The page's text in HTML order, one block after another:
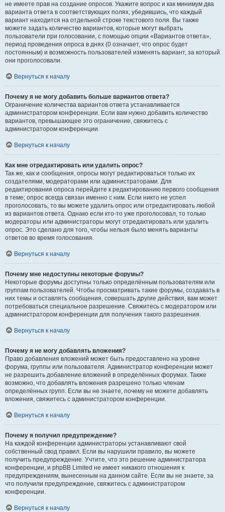
не имеете прав на создание опросов. Укажите вопрос и как минимум два
варианта ответа в соответствующих полях, убедившись, что каждый
вариант находится на отдельной строке текстового поля. Вы также
можете задать количество вариантов, которые могут выбрать
пользователи при голосовании, с помощью опции «Вариантов ответа»,
период проведения опроса в днях (0 означает, что опрос будет
постоянным) и возможность пользователей изменять вариант, за который
они проголосовали.
Вернуться к началу
Почему я не могу добавить больше вариантов ответа?
Ограничение количества вариантов ответа устанавливается
администратором конференции. Если вам нужно добавить количество
вариантов, превышающее это ограничение, свяжитесь с
администратором конференции.
Вернуться к началу
Как мне отредактировать или удалить опрос?
Так же, как и сообщения, опросы могут редактироваться только их
создателями, модераторами или администраторами. Для
редактирования опроса перейдите к редактированию первого сообщения
в теме; опрос всегда связан именно с ним. Если никто не успел
проголосовать, то вы можете удалить опрос или отредактировать любой
из вариантов ответа. Однако если кто-то уже проголосовал, то только
модераторы или администраторы могут отредактировать или удалить
опрос. Это сделано для того, чтобы нельзя было менять варианты
ответов во время голосования.
Вернуться к началу
Почему мне недоступны некоторые форумы?
Некоторые форумы доступны только определённым пользователям или
группам пользователей. Чтобы просматривать такие форумы, создавать в
них темы и оставлять сообщения, совершать другие действия, вам может
потребоваться специальное разрешение. Свяжитесь с модератором или
администратором конференции для получения такого разрешения.
Вернуться к началу
Почему я не могу добавлять вложения?
Право добавления вложений может быть предоставлено на уровне
форума, группы или пользователя. Администратор конференции может
не разрешить добавление вложений в определённых форумах. Также
возможно, что добавлять вложения разрешено только членам
определённых групп. Если вы не знаете, почему не можете добавлять
вложения, свяжитесь с администратором конференции.
Вернуться к началу
Почему я получил предупреждение?
На каждой конференции администраторы устанавливают свой
собственный свод правил. Если вы нарушили правило, вы можете
получить предупреждение. Учтите, что это решение администратора
конференции, и phpBB Limited не имеет никакого отношения к
предупреждениям, вынесенным на данном сайте. Если вы не знаете, за
что получили предупреждение, свяжитесь с администратором
конференции.
Вернуться к началу